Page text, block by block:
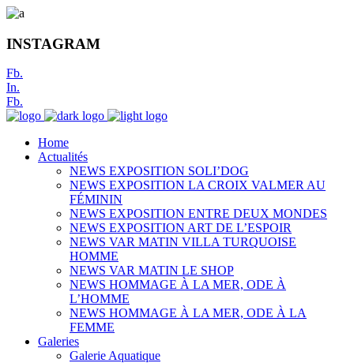
INSTAGRAM
Fb.
In.
Fb.
Home
Actualités
NEWS EXPOSITION SOLI’DOG
NEWS EXPOSITION LA CROIX VALMER AU
FÉMININ
NEWS EXPOSITION ENTRE DEUX MONDES
NEWS EXPOSITION ART DE L’ESPOIR
NEWS VAR MATIN VILLA TURQUOISE
HOMME
NEWS VAR MATIN LE SHOP
NEWS HOMMAGE À LA MER, ODE À
L’HOMME
NEWS HOMMAGE À LA MER, ODE À LA
FEMME
Galeries
Galerie Aquatique